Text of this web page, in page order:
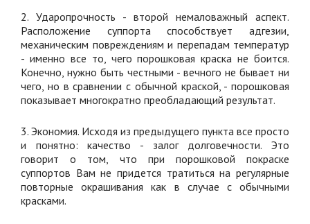
2. Ударопрочность - второй немаловажный аспект.
Расположение суппорта способствует адгезии,
механическим повреждениям и перепадам температур
- именно все то, чего порошковая краска не боится.
Конечно, нужно быть честными - вечного не бывает ни
чего, но в сравнении с обычной краской, - порошковая
показывает многократно преобладающий результат.
3. Экономия. Исходя из предыдущего пункта все просто
и понятно: качество - залог долговечности. Это
говорит о том, что при порошковой покраске
суппортов Вам не придется тратиться на регулярные
повторные окрашивания как в случае с обычными
красками.